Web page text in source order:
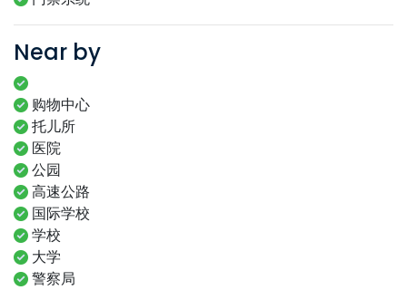
Near by
购物中心
托儿所
医院
公园
高速公路
国际学校
学校
大学
警察局